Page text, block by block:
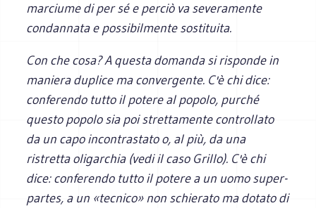
marciume di per sé e perciò va severamente
condannata e possibilmente sostituita.
Con che cosa? A questa domanda si risponde in
maniera duplice ma convergente. C'è chi dice:
conferendo tutto il potere al popolo, purché
questo popolo sia poi strettamente controllato
da un capo incontrastato o, al più, da una
ristretta oligarchia (vedi il caso Grillo). C'è chi
dice: conferendo tutto il potere a un uomo super-
partes, a un «tecnico» non schierato ma dotato di